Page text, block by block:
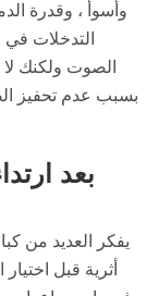
وأسوأ ، وقدرة
التدخلات
الصوت ولكنك لا
بسبب عدم تحفيز
يفكر العديد من
أثرية قبل